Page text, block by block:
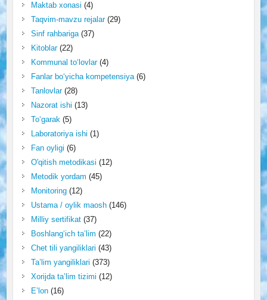
Maktab xonasi (4)
Taqvim-mavzu rejalar(29)
Sinf rahbariga(37)
Kitoblar(22)
Kommunal to‘lovlar(4)
Fanlar bo‘yicha kompetensiya(6)
Tanlovlar(28)
Nazorat ishi (13)
To‘garak(5)
Laboratoriya ishi (1)
Fan oyligi (6)
O'qitish metodikasi (12)
Metodik yordam (45)
Monitoring(12)
Ustama / oylik maosh(146)
Milliy sertifikat(37)
Boshlang‘ich ta’lim (22)
Chet tili yangiliklari (43)
Ta’lim yangiliklari (373)
Xorijda ta’lim tizimi (12)
E’lon(16)